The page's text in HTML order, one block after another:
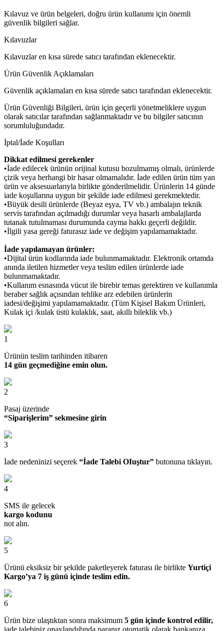
Kılavuz ve ürün belgeleri, doğru ürün kullanımı için önemli
güvenlik bilgileri sağlar.
Kılavuzlar
Kılavuzlar en kısa sürede satıcı tarafından eklenecektir.
Ürün Güvenlik Açıklamaları
Güvenlik açıklamaları en kısa sürede satıcı tarafından eklenecektir.
Ürün Güvenliği Bilgileri, ürün için geçerli yönetmeliklere uygun
olarak satıcılar tarafından sağlanmaktadır ve bu bilgiler satıcının
sorumluluğundadır.
İptal/İade Koşulları
Dikkat edilmesi gerekenler
•İade edilecek ürünün orijinal kutusu bozulmamış olmalı, ürünlerde
çizik veya herhangi bir hasar olmamalıdır. İade edilen ürün tüm yan
ürün ve aksesuarlarıyla birlikte gönderilmelidir. Ürünlerin 14 günde
iade koşullarına uygun bir şekilde iade edilmesi gerekmektedir.
•Büyük desili ürünlerde (Beyaz eşya, TV vb.) ambalajın teknik
servis tarafından açılmadığı durumlar veya hasarlı ambalajlarda
tutanak tutulmaması durumunda cayma hakkı geçerli değildir.
•İlgili yasa gereği faturasız iade ve değişim yapılamamaktadır.
İade yapılamayan ürünler:
•Dijital ürün kodlarında iade bulunmamaktadır. Elektronik ortamda
anında iletilen hizmetler veya teslim edilen ürünlerde iade
bulunmamaktadır.
•Kullanım esnasında vücut ile birebir temas gerektiren ve kullanımla
beraber sağlık açısından tehlike arz edebilen ürünlerin
iadesi/değişimi yapılamamaktadır. (Tüm Kişisel Bakım Ürünleri,
Kulak içi /kulak üstü kulaklık, saat, akıllı bileklik vb.)
1
Ürünün teslim tarihinden itibaren
14 gün geçmediğine emin olun.
2
Pasaj üzerinde
“Siparişlerim” sekmesine girin
3
İade nedeninizi seçerek “İade Talebi OIuştur” butonuna tıklayın.
4
SMS ile gelecek
kargo kodunu
not alın.
5
Ürünü eksiksiz bir şekilde paketleyerek faturası ile birlikte Yurtiçi
Kargo’ya 7 iş günü içinde teslim edin.
6
Ürün bize ulaştıktan sonra maksimum 5 gün içinde kontrol edilir,
iade talebiniz onaylandığında paranız otomatik olarak bankanıza